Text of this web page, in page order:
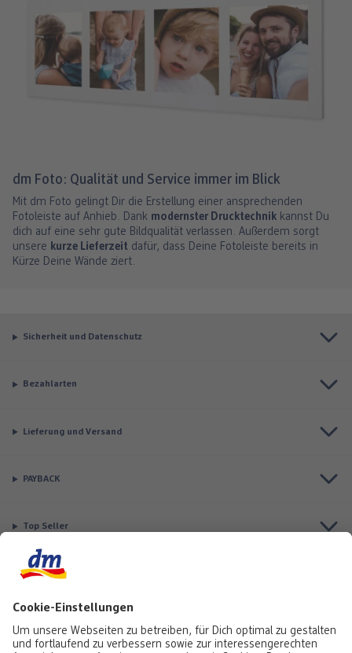
dm Foto: Qualität und Service immer im Blick
Mit dm Foto gelingt Dir die Erstellung einer ansprechenden
Fotoleiste auf Anhieb. Dank modernster Drucktechnik kannst Du
dich auf eine sehr gute Bildqualität verlassen. Außerdem sorgt
unsere kurze Lieferzeit dafür, dass Deine Fotoleiste bereits in
Kürze Deine Wände ziert.
Sicherheit und Datenschutz
Bezahlarten
Lieferung und Versand
PAYBACK
Top Seller
Aktuell besonders beliebt